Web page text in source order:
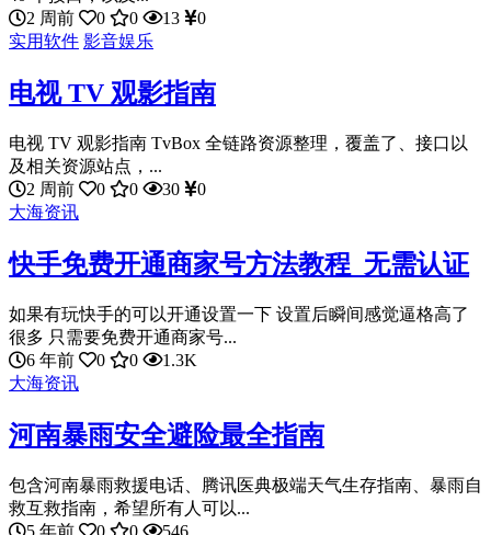
2 周前
0 0 13
0
实用软件 影音娱乐
电视 TV 观影指南
电视 TV 观影指南 TvBox 全链路资源整理，覆盖了、接口以
及相关资源站点，...
2 周前
0 0 30
0
大海资讯
快手免费开通商家号方法教程_无需认证
如果有玩快手的可以开通设置一下 设置后瞬间感觉逼格高了
很多 只需要免费开通商家号...
6 年前
0 0
1.3K
大海资讯
河南暴雨安全避险最全指南
包含河南暴雨救援电话、腾讯医典极端天气生存指南、暴雨自
救互救指南，希望所有人可以...
5 年前
0 0 546